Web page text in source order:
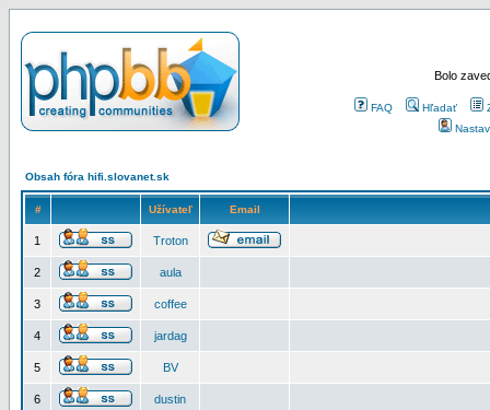
Bolo
FAQ Hľadať
Obsah fóra hifi.slovanet.sk
# Užívateľ Email
1 Troton
2 aula
3 coffee
4 jardag
5 BV
6 dustin